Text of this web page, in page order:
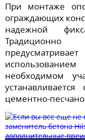
При монтаже
ограждающих
надежной
Традиционно
необходимом
цементно-